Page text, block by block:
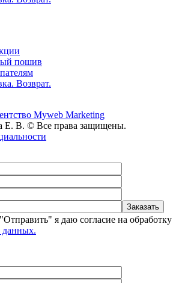
пошив
Возврат.
Е. В. © Все права защищены.
я даю согласие на обработку
данных.